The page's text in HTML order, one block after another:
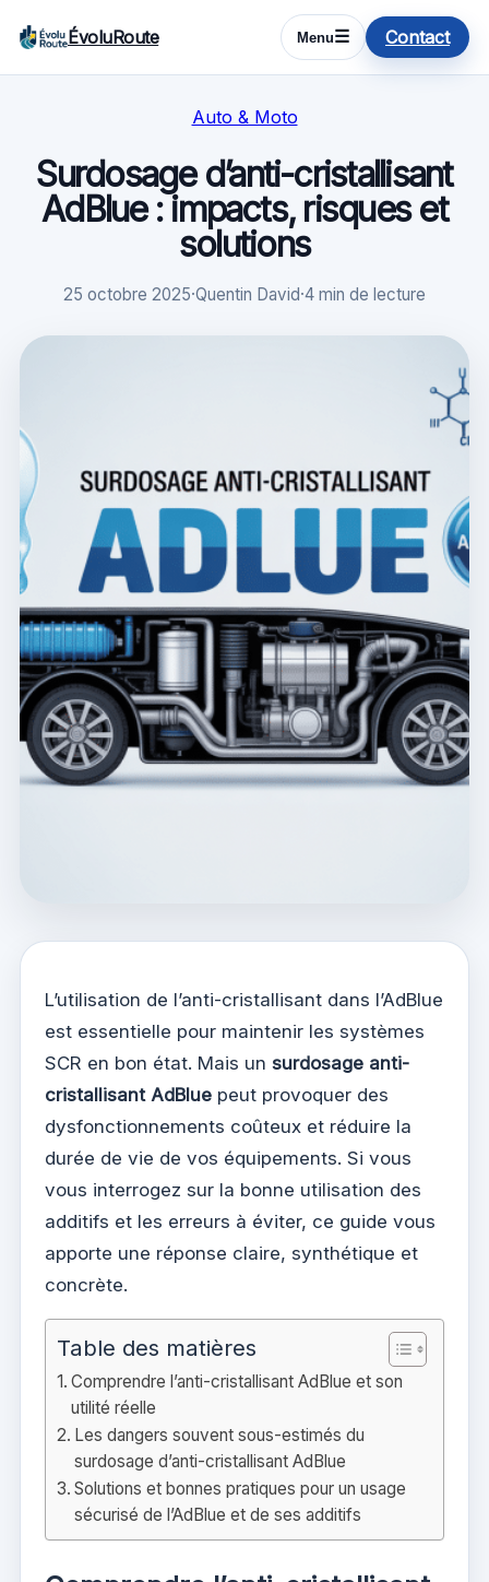
ÉvoluRoute Menu☰ Contact
Auto & Moto
Surdosage d’anti-cristallisant
AdBlue : impacts, risques et
solutions
25 octobre 2025·Quentin David·4 min de lecture
L’utilisation de l’anti-cristallisant dans l’AdBlue
est essentielle pour maintenir les systèmes
SCR en bon état. Mais un surdosage anti-
cristallisant AdBlue peut provoquer des
dysfonctionnements coûteux et réduire la
durée de vie de vos équipements. Si vous
vous interrogez sur la bonne utilisation des
additifs et les erreurs à éviter, ce guide vous
apporte une réponse claire, synthétique et
concrète.
Table des matières
Comprendre l’anti-cristallisant AdBlue et son
utilité réelle
Les dangers souvent sous-estimés du
surdosage d’anti-cristallisant AdBlue
Solutions et bonnes pratiques pour un usage
sécurisé de l’AdBlue et de ses additifs